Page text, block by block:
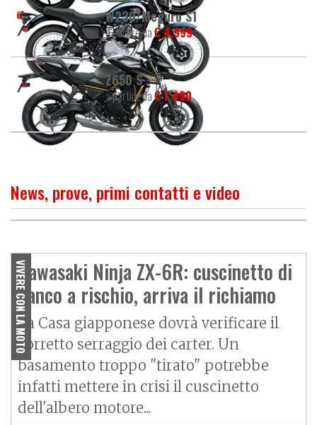
W230/Meguro S1
a partire da€ 4.999
Z650 S
a partire da€ 7.490
News, prove, primi contatti e video
Kawasaki Ninja ZX-6R:
supersport alla riscossa!
VIVERE CON LA MOTO
Kawasaki Ninja ZX-6R: cuscinetto di
banco a rischio, arriva il richiamo
La Casa giapponese dovrà verificare il
corretto serraggio dei carter. Un
basamento troppo "tirato" potrebbe
infatti mettere in crisi il cuscinetto
dell'albero motore...